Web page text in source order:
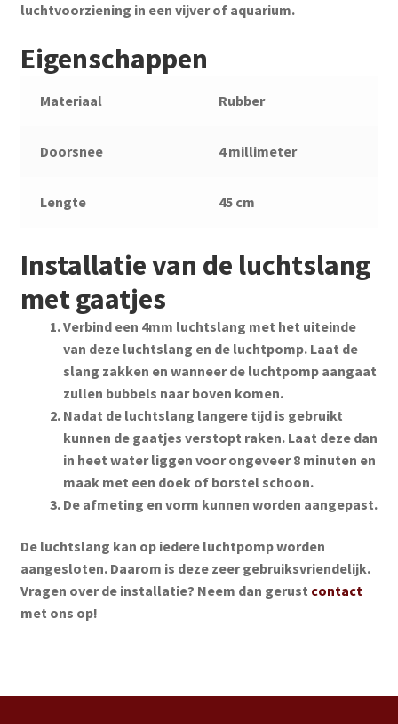
luchtvoorziening in een vijver of aquarium.
Eigenschappen
Materiaal Rubber
Doorsnee 4 millimeter
Lengte 45 cm
Installatie van de luchtslang
met gaatjes
Verbind een 4mm luchtslang met het uiteinde
van deze luchtslang en de luchtpomp. Laat de
slang zakken en wanneer de luchtpomp aangaat
zullen bubbels naar boven komen.
Nadat de luchtslang langere tijd is gebruikt
kunnen de gaatjes verstopt raken. Laat deze dan
in heet water liggen voor ongeveer 8 minuten en
maak met een doek of borstel schoon.
De afmeting en vorm kunnen worden aangepast.
De luchtslang kan op iedere luchtpomp worden
aangesloten. Daarom is deze zeer gebruiksvriendelijk.
Vragen over de installatie? Neem dan gerust contact
met ons op!